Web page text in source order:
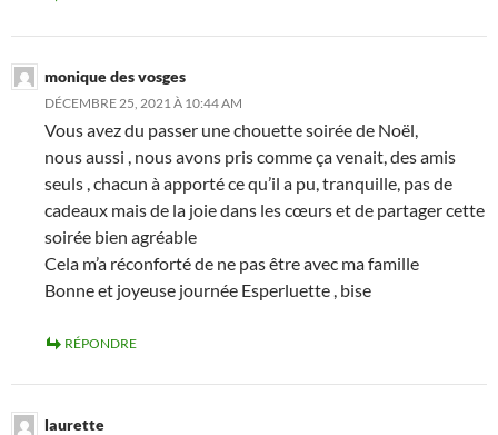
monique des vosges
DÉCEMBRE 25, 2021 À 10:44 AM
Vous avez du passer une chouette soirée de Noël,
nous aussi , nous avons pris comme ça venait, des amis
seuls , chacun à apporté ce qu’il a pu, tranquille, pas de
cadeaux mais de la joie dans les cœurs et de partager cette
soirée bien agréable
Cela m’a réconforté de ne pas être avec ma famille
Bonne et joyeuse journée Esperluette , bise
RÉPONDRE
laurette